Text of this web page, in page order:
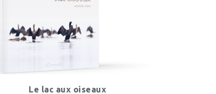
Le lac aux oiseaux